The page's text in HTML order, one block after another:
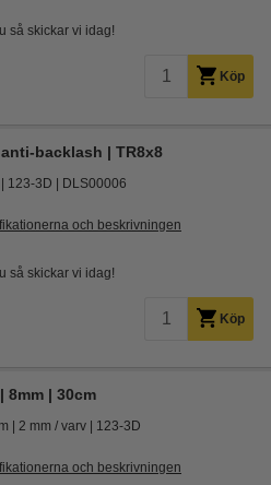
så skickar vi idag!
Köp
backlash | TR8x8
123-3D DLS00006
och beskrivningen
så skickar vi idag!
Köp
8mm | 30cm
2 mm / varv 123-3D
och beskrivningen